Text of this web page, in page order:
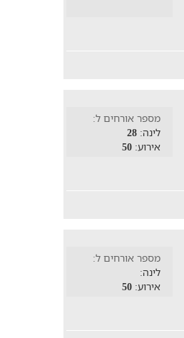
מספר אורחים ל:
לינה:28
אירוע:50
מספר אורחים ל:
לינה:
אירוע:50